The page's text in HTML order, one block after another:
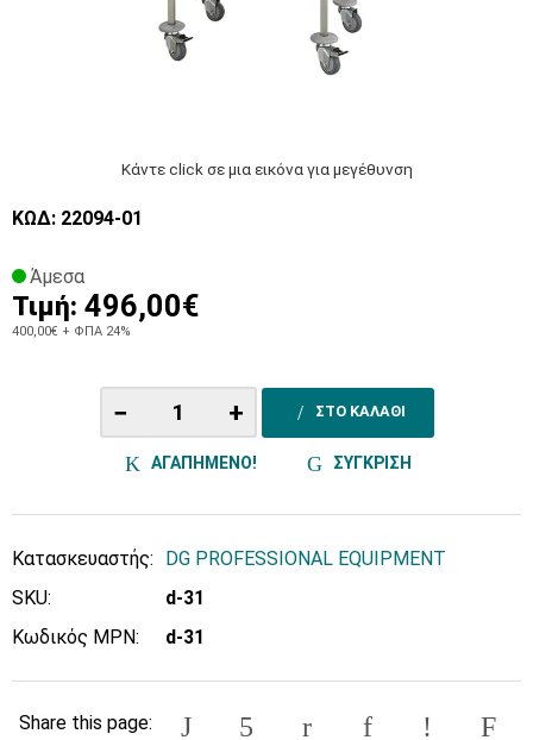
Κάντε click σε μια εικόνα για μεγέθυνση
ΚΩΔ: 22094-01
Άμεσα
Τιμή: 496,00€
400,00€ + ΦΠΑ 24%
− + ΣΤΟ ΚΑΛΑΘΙ
ΑΓΑΠΗΜΕΝΟ! ΣΥΓΚΡΙΣΗ
Κατασκευαστής:
DG PROFESSIONAL EQUIPMENT
SKU:
d-31
Κωδικός MPN:
d-31
Share this page: